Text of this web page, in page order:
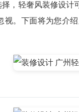
，轻奢风装修设
视。下面将为您介